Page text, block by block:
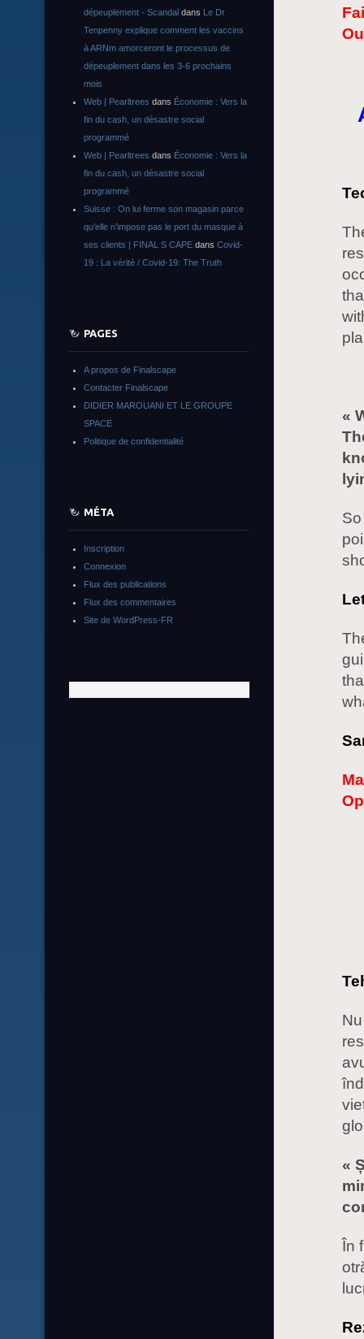
«
«
În
dépeuplement - Scandal dans Le Dr
Tenpenny explique comment les vaccins
à ARNm amorceront le processus de
dépeuplement dans les 3-6 prochains
mois
Web | Pearltrees dans Économie : Vers la
fin du cash, un désastre social
programmé
Web | Pearltrees dans Économie : Vers la
fin du cash, un désastre social
programmé
Suisse : On lui ferme son magasin parce
qu’elle n’impose pas le port du masque à
ses clients | FINAL S CAPE dans Covid-
19 : La vérité / Covid-19: The Truth
PAGES
A propos de Finalscape
Contacter Finalscape
DIDIER MAROUANI ET LE GROUPE
SPACE
Politique de confidentialité
MÉTA
Inscription
Connexion
Flux des publications
Flux des commentaires
Site de WordPress-FR